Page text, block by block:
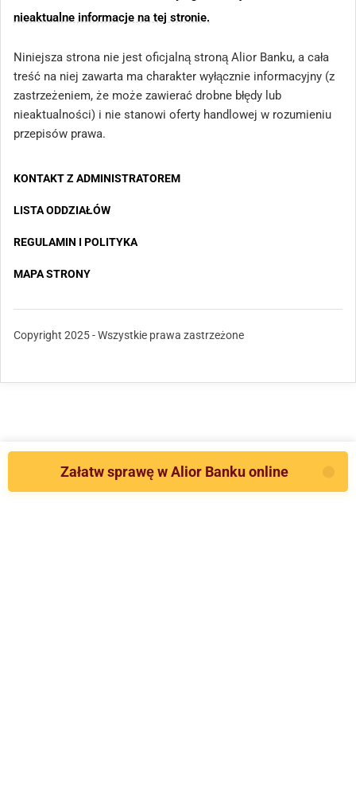
nieaktualne informacje na tej stronie.
Niniejsza strona nie jest oficjalną stroną Alior Banku, a cała
treść na niej zawarta ma charakter wyłącznie informacyjny (z
zastrzeżeniem, że może zawierać drobne błędy lub
nieaktualności) i nie stanowi oferty handlowej w rozumieniu
przepisów prawa.
KONTAKT Z ADMINISTRATOREM
LISTA ODDZIAŁÓW
REGULAMIN I POLITYKA
MAPA STRONY
Copyright 2025 - Wszystkie prawa zastrzeżone
Załatw sprawę w Alior Banku online